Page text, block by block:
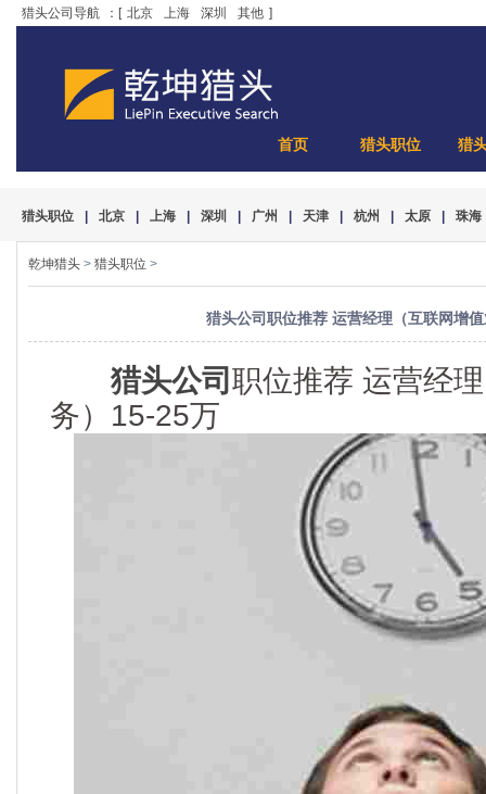
猎头公司导航 ：[ 北京 上海 深圳 其他 ]
首页 猎头职位 猎
猎头职位 北京 上海 深圳 广州 天津 杭州 太原 珠海
乾坤猎头 > 猎头职位 >
猎头公司职位推荐 运营经理（互联网增
猎头公司职位推荐 运营经
务）15-25万